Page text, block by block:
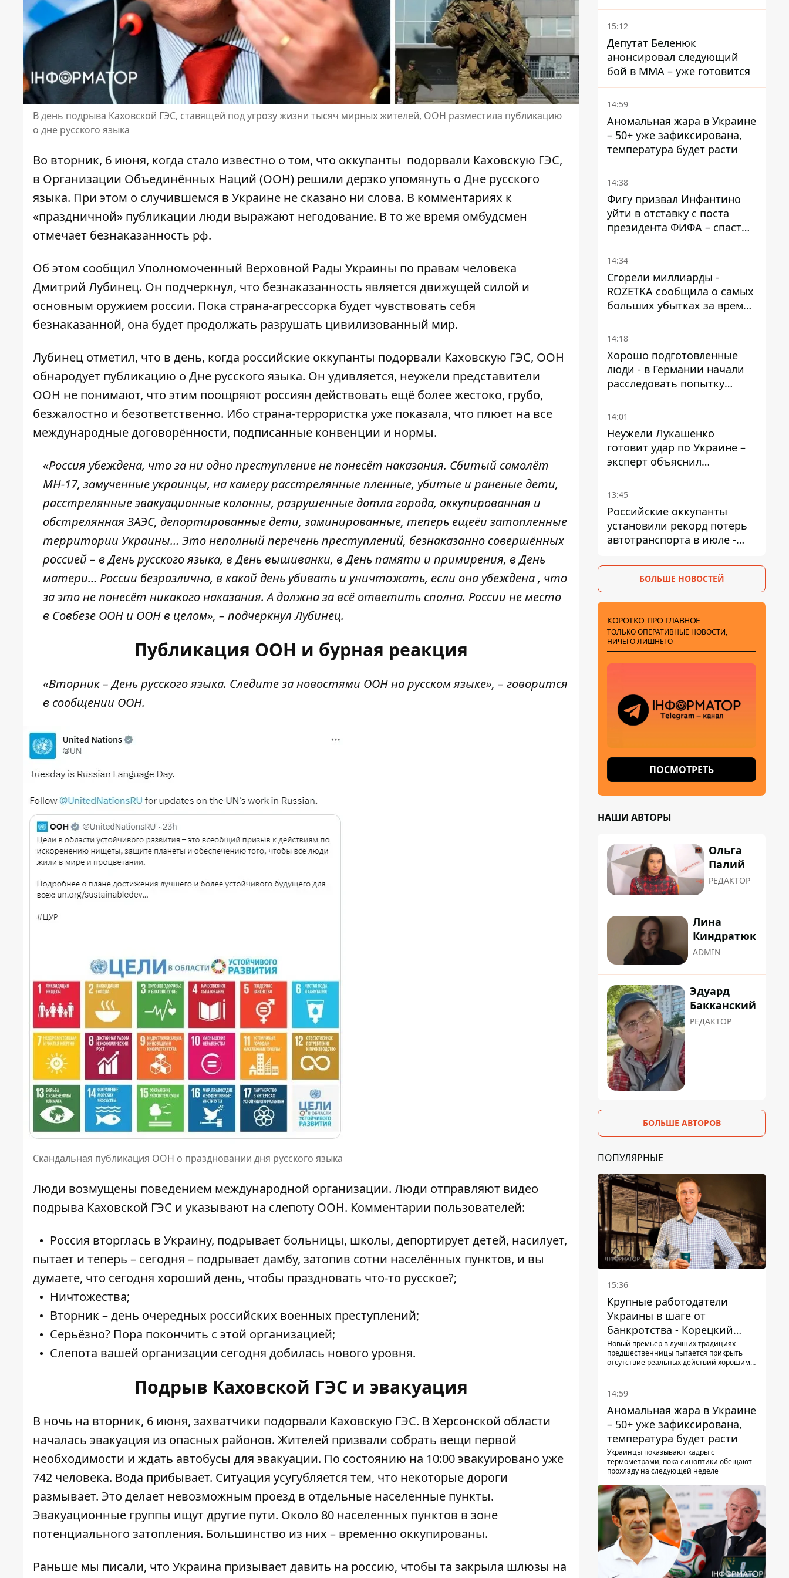
В день подрыва Каховской ГЭС, ставящей под угрозу жизни тысяч мирных жителей, ООН разместила публикацию
о дне русского языка
Во вторник, 6 июня, когда стало известно о том, что оккупанты подорвали Каховскую ГЭС,
в Организации Объединённых Наций (ООН) решили дерзко упомянуть о Дне русского
языка. При этом о случившемся в Украине не сказано ни слова. В комментариях к
«праздничной» публикации люди выражают негодование. В то же время омбудсмен
отмечает безнаказанность рф.
Об этом сообщил Уполномоченный Верховной Рады Украины по правам человека
Дмитрий Лубинец. Он подчеркнул, что безнаказанность является движущей силой и
основным оружием россии. Пока страна-агрессорка будет чувствовать себя
безнаказанной, она будет продолжать разрушать цивилизованный мир.
Лубинец отметил, что в день, когда российские оккупанты подорвали Каховскую ГЭС, ООН
обнародует публикацию о Дне русского языка. Он удивляется, неужели представители
ООН не понимают, что этим поощряют россиян действовать ещё более жестоко, грубо,
безжалостно и безответственно. Ибо страна-террористка уже показала, что плюет на все
международные договорённости, подписанные конвенции и нормы.
«Россия убеждена, что за ни одно преступление не понесёт наказания. Сбитый самолёт
МН-17, замученные украинцы, на камеру расстрелянные пленные, убитые и раненые дети,
расстрелянные эвакуационные колонны, разрушенные дотла города, оккупированная и
обстрелянная ЗАЭС, депортированные дети, заминированные, теперь ещеёи затопленные
территории Украины… Это неполный перечень преступлений, безнаказанно совершённых
россией – в День русского языка, в День вышиванки, в День памяти и примирения, в День
матери… России безразлично, в какой день убивать и уничтожать, если она убеждена , что
за это не понесёт никакого наказания. А должна за всё ответить сполна. России не место
в Совбезе ООН и ООН в целом», – подчеркнул Лубинец.
Публикация ООН и бурная реакция
«Вторник – День русского языка. Следите за новостями ООН на русском языке», – говорится
в сообщении ООН.
Скандальная публикация ООН о праздновании дня русского языка
Люди возмущены поведением международной организации. Люди отправляют видео
подрыва Каховской ГЭС и указывают на слепоту ООН. Комментарии пользователей:
Россия вторглась в Украину, подрывает больницы, школы, депортирует детей, насилует,
пытает и теперь – сегодня – подрывает дамбу, затопив сотни населённых пунктов, и вы
думаете, что сегодня хороший день, чтобы праздновать что-то русское?;
Ничтожества;
Вторник – день очередных российских военных преступлений;
Серьёзно? Пора покончить с этой организацией;
Слепота вашей организации сегодня добилась нового уровня.
Подрыв Каховской ГЭС и эвакуация
В ночь на вторник, 6 июня, захватчики подорвали Каховскую ГЭС. В Херсонской области
началась эвакуация из опасных районов. Жителей призвали собрать вещи первой
необходимости и ждать автобусы для эвакуации. По состоянию на 10:00 эвакуировано уже
742 человека. Вода прибывает. Ситуация усугубляется тем, что некоторыедороги
размывает. Это делает невозможным проезд в отдельные населенные пункты.
Эвакуационные группы ищут другие пути. Около 80 населенных пунктов в зоне
потенциального затопления. Большинство из них – временно оккупированы.
Раньше мы писали, что Украина призывает давить на россию, чтобы та закрыла шлюзы на
DeepState
15:12
Депутат Беленюк
анонсировал следующий
бой в ММА – уже готовится
14:59
Аномальная жара в Украине
– 50+ уже зафиксирована,
температура будет расти
14:38
Фигу призвал Инфантино
уйти в отставку с поста
президента ФИФА – спасти
футбол еще не поздно
14:34
Сгорели миллиарды -
ROZETKA сообщила о самых
больших убытках за время
существования компании
14:18
Хорошо подготовленные
люди - в Германии начали
расследовать попытку
ударить дроном по
украинскому самолету на
14:01
Неужели Лукашенко
готовит удар по Украине –
эксперт объяснил
настоящее назначение
новой гомельской бригады
13:45
Российские оккупанты
установили рекорд потерь
автотранспорта в июле -
БОЛЬШЕ НОВОСТЕЙ
КОРОТКО ПРО ГЛАВНОЕ
ТОЛЬКО ОПЕРАТИВНЫЕ НОВОСТИ,
НИЧЕГО ЛИШНЕГО
ПОСМОТРЕТЬ
НАШИ АВТОРЫ
Ольга
Палий
РЕДАКТОР
Лина
Киндратюк
ADMIN
Эдуард
Бакканский
РЕДАКТОР
БОЛЬШЕ АВТОРОВ
ПОПУЛЯРНЫЕ
15:36
Крупные работодатели
Украины в шаге от
банкротства - Корецкий
обещает им… новые склады
Новый премьер в лучших традициях
предшественницы пытается прикрыть
отсутствие реальных действий хорошими
14:59
Аномальная жара в Украине
– 50+ уже зафиксирована,
температура будет расти
Украинцы показывают кадры с
термометрами, пока синоптики обещают
прохладу на следующей неделе